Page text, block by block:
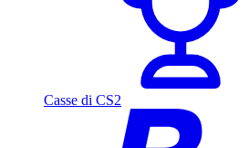
Casse di CS2